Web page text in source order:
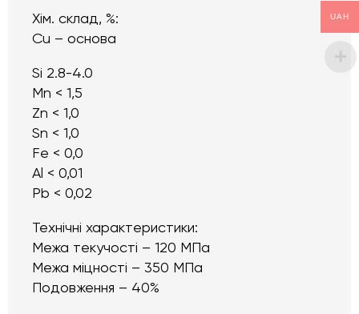
Хім. склад, %:
Cu – основа
Si 2.8-4.0
Mn < 1,5
Zn < 1,0
Sn < 1,0
Fe < 0,0
Al < 0,01
Pb < 0,02
Технічні характеристики:
Межа текучості – 120 МПа
Межа міцності – 350 МПа
Подовження – 40%
UAH